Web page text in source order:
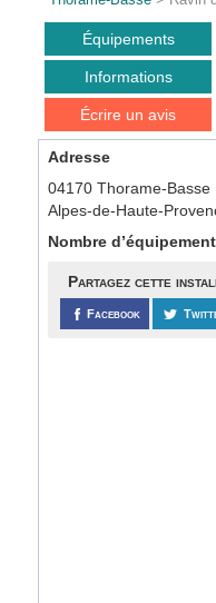
Équipements
Informations
Écrire un avis
Adresse
04170 Thorame-Basse
Alpes-de-Haute-
Nombre
Partagez cette
Facebook